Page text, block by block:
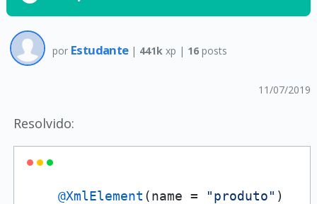
por Estudante | 441k xp | 16posts
11/07/2019
Resolvido:
@XmlElement (name = "produto" )